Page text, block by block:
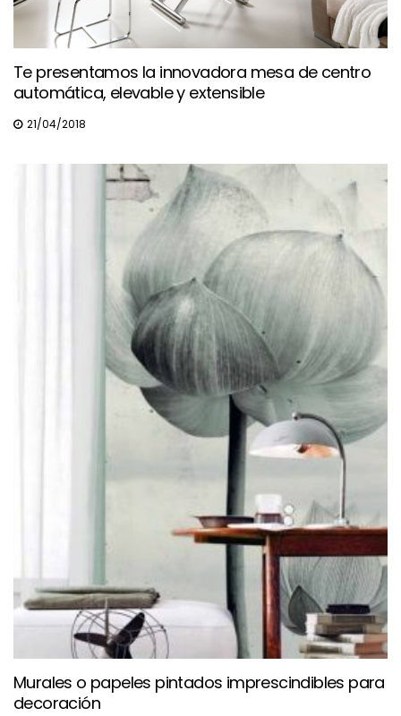
Te presentamos la innovadora mesa de centro
automática, elevable y extensible
21/04/2018
Murales o papeles pintados imprescindibles para
decoración